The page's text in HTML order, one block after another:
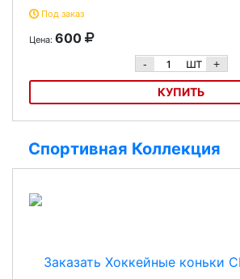
Под заказ
Цена: 600
- шт +
КУПИТЬ
Спортивная Коллекция